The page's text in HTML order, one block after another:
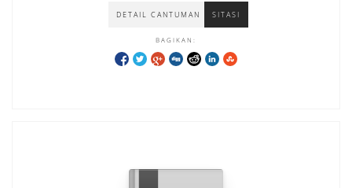
DETAIL CANTUMAN SITASI
BAGIKAN: